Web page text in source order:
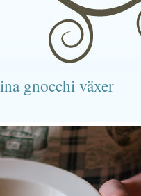
gnocchi växer